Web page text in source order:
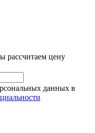
рассчитаем цену
данных в